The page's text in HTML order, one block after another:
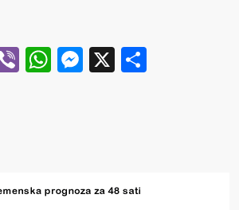
ViberWhatsApp
Messenger
X